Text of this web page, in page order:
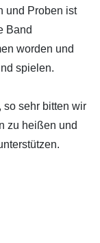
und Proben ist
Band
worden und
spielen.
so sehr bitten wir
zu heißen und